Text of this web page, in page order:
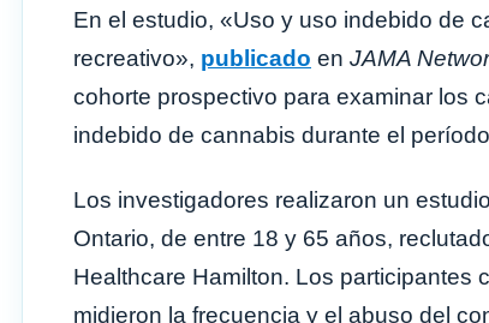
En el estudio, «Uso y uso indebido de
recreativo», publicado en JAMA
cohorte prospectivo para examinar los
indebido de cannabis durante el
Los investigadores realizaron un
Ontario, de entre 18 y 65 años,
Healthcare Hamilton. Los participantes
midieron la frecuencia y el abuso del